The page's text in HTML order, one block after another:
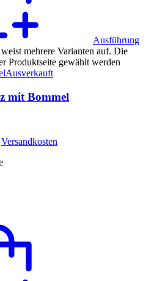
Ausführung
mehrere Varianten auf. Die
Produktseite gewählt werden
Ausverkauft
mit Bommel
Versandkosten